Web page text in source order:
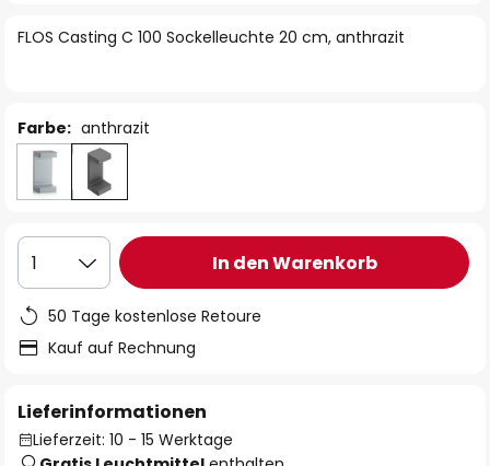
FLOS Casting C 100 Sockelleuchte 20 cm, anthrazit
Farbe: anthrazit
1 In den Warenkorb
50 Tage kostenlose Retoure
Kauf auf Rechnung
Lieferinformationen
Lieferzeit: 10 - 15 Werktage